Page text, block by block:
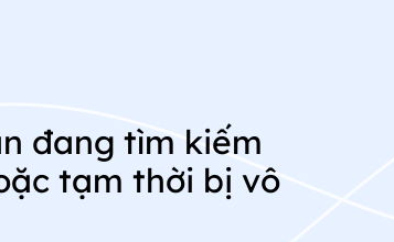
đang tìm kiếm
tạm thời bị vô